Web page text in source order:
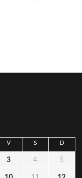
V S D
3 4 5